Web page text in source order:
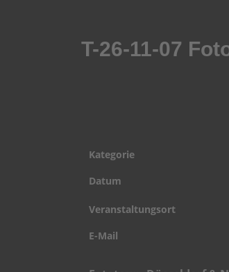
T-26-11-07
Kategorie
Datum
Veranstaltungsort
E-Mail